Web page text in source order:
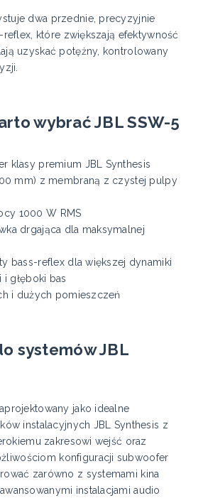
dwa przednie, precyzyjnie
które zwiększają efektywność
uzyskać potężny, kontrolowany
wybrać JBL SSW-5
klasy premium JBL Synthesis
mm) z membraną z czystej pulpy
1000 W RMS
drgająca dla maksymalnej
bass-reflex dla większej dynamiki
i głęboki bas
i dużych pomieszczeń
systemów JBL
jako idealne
instalacyjnych JBL Synthesis z
zakresowi wejść oraz
konfiguracji subwoofer
zarówno z systemami kina
instalacjami audio